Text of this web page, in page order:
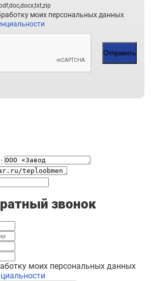
моих персональных данных
Отправить
звонок
моих персональных данных